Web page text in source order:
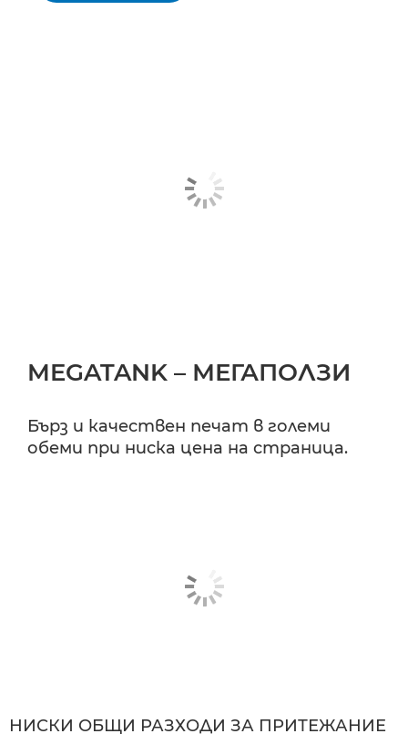
MEGATANK – МЕГАПОЛЗИ
Бърз и качествен печат в големи
обеми при ниска цена на страница.
НИСКИ ОБЩИ РАЗХОДИ ЗА ПРИТЕЖАНИЕ